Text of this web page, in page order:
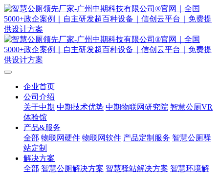
企业首页
公司介绍
关于中期 中期技术优势 中期物联网研究院 智慧公厕VR
体验馆
产品&服务
全部 物联网硬件 物联网软件 产品定制服务 智慧公厕驿
站定制
解决方案
全部 智慧公厕解决方案 智慧驿站解决方案 智慧环境解